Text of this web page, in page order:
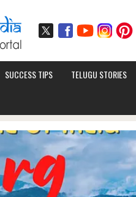
SUCCESS TIPS TELUGU STORIES